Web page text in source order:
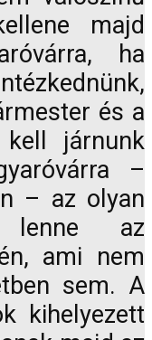
majd
ha
és a
járnunk
–
– az olyan
lenne az
ami nem
sem. A
kihelyezett